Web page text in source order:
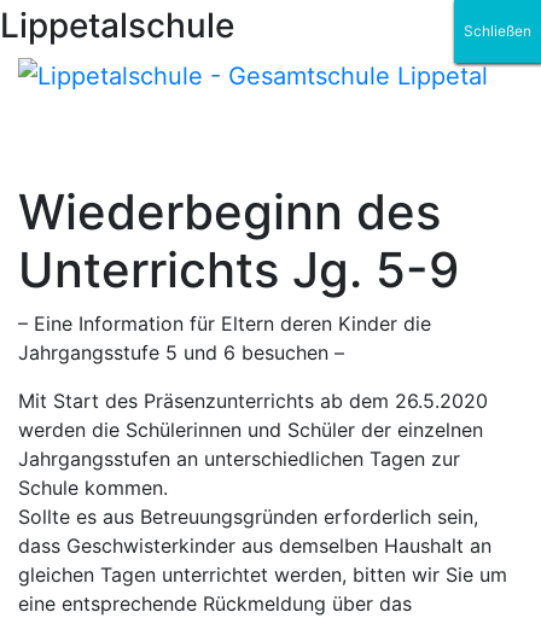
Lippetalschule
Wiederbeginn des
Unterrichts Jg. 5-9
– Eine Information für Eltern deren Kinder die
Jahrgangsstufe 5 und 6 besuchen –
Mit Start des Präsenzunterrichts ab dem 26.5.2020
werden die Schülerinnen und Schüler der einzelnen
Jahrgangsstufen an unterschiedlichen Tagen zur
Schule kommen.
Sollte es aus Betreuungsgründen erforderlich sein,
dass Geschwisterkinder aus demselben Haushalt an
gleichen Tagen unterrichtet werden, bitten wir Sie um
eine entsprechende Rückmeldung über das
Schließen
Schließen
Schließen
Schließen
Schließen
Schließen